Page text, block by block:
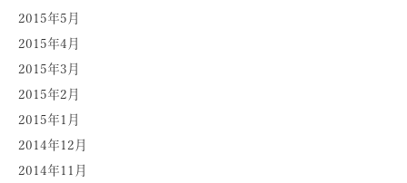
2015年5月
2015年4月
2015年3月
2015年2月
2015年1月
2014年12月
2014年11月